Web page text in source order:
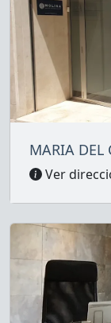
MARIA DEL
Ver